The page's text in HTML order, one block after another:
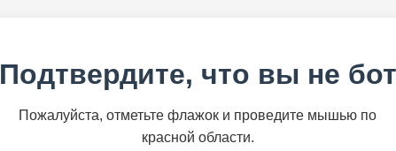
Подтвердите, что вы не бот
Пожалуйста, отметьте флажок и проведите мышью по
красной области.